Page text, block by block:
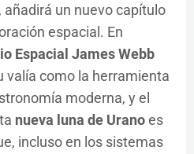
un nuevo capítulo
espacial. En
Espacial James Webb
valía como la herramienta
moderna, y el
nueva luna de Uranoes
incluso en los sistemas